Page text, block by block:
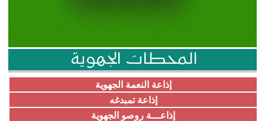
المحطات الجهوية
إذاعة النعمة الجهوية
إذاعة تمبدغه
إذاعـــة روصو الجهوية